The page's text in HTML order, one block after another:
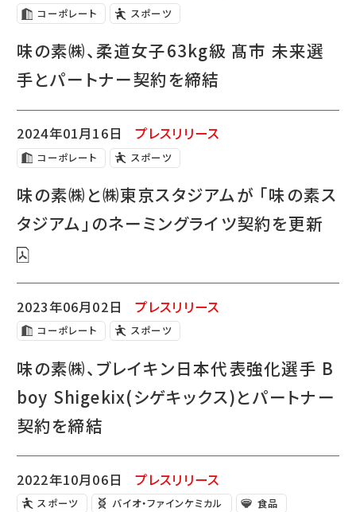
コーポレート スポーツ
味の素㈱、柔道女子63kg級 髙市 未来選
手とパートナー契約を締結
2024年01月16日 プレスリリース
コーポレート スポーツ
味の素㈱と㈱東京スタジアムが 「味の素ス
タジアム」のネーミングライツ契約を更新
2023年06月02日 プレスリリース
コーポレート スポーツ
味の素㈱、ブレイキン日本代表強化選手 B
boy Shigekix(シゲキックス)とパートナー
契約を締結
2022年10月06日 プレスリリース
スポーツ バイオ・ファインケミカル 食品